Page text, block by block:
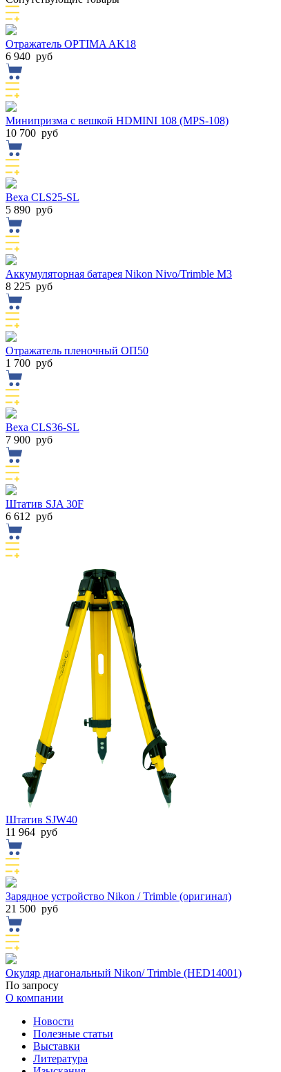
Отражатель OPTIMA AK18
6 940 руб
Минипризма с вешкой НDMINI 108 (MPS-108)
10 700 руб
Веха CLS25-SL
5 890 руб
Аккумуляторная батарея Nikon Nivo/Trimble M3
8 225 руб
Отражатель пленочный ОП50
1 700 руб
Веха CLS36-SL
7 900 руб
Штатив SJA 30F
6 612 руб
Штатив SJW40
11 964 руб
Зарядное устройство Nikon / Trimble (оригинал)
21 500 руб
Окуляр диагональный Nikon/ Trimble (HED14001)
По запросу
О компании
Новости
Полезные статьи
Выставки
Литература